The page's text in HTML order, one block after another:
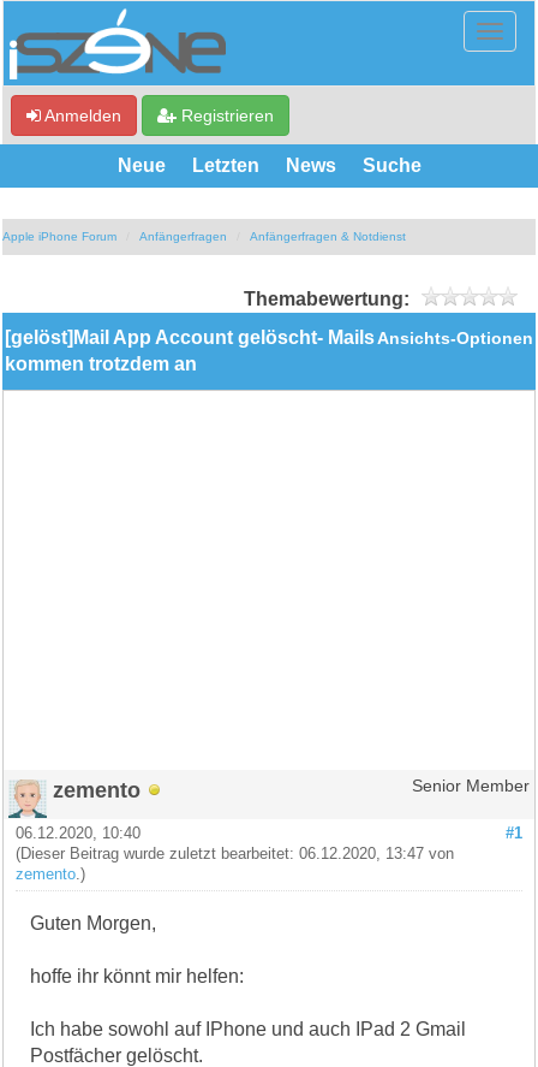
Anmelden Registrieren
Neue Letzten News Suche
Apple iPhone Forum Anfängerfragen Anfängerfragen & Notdienst
Themabewertung:
Ansichts-Optionen
[gelöst]Mail App Account gelöscht- Mails
kommen trotzdem an
zemento Senior Member
#1
06.12.2020, 10:40
(Dieser Beitrag wurde zuletzt bearbeitet: 06.12.2020, 13:47 von
zemento .)
Guten Morgen,
hoffe ihr könnt mir helfen:
Ich habe sowohl auf IPhone und auch IPad 2 Gmail
Postfächer gelöscht.